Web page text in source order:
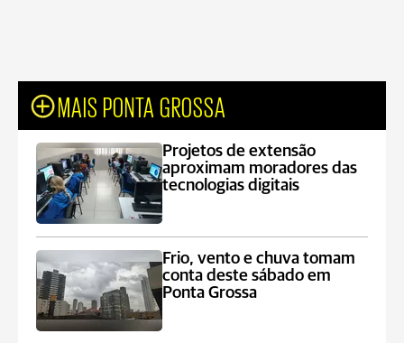
MAIS PONTA GROSSA
Projetos de extensão
aproximam moradores das
tecnologias digitais
Frio, vento e chuva tomam
conta deste sábado em
Ponta Grossa